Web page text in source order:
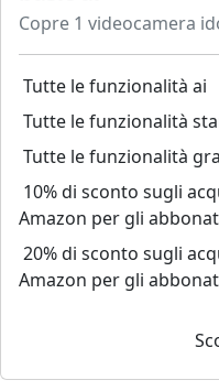
Copre 1 videocamera
Tutte le funzionalità ai
Tutte le funzionalità
Tutte le funzionalità
10% di sconto sugli
Amazon per gli
20% di sconto sugli
Amazon per gli